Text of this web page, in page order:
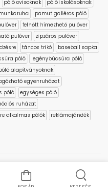
póló ovisoknak
póló iskolásoknak
pamut galléros póló
felnőtt hímezhető pulóver
pulóver
zipzáros pulóver
táncos trikó
baseball sapka
póló
legénybúcsúra póló
alapítványoknak
egyenruházat
póló
egységes póló
ruházat
alkalmas pólók reklámajándék
polo4you.hu